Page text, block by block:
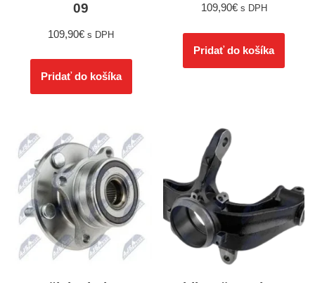
09
109,90€ s DPH
Pridať do košíka
109,90€ s DPH
Pridať do košíka